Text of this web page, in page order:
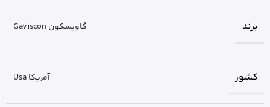
برند گاویسکون Gaviscon
کشور آمریکا Usa